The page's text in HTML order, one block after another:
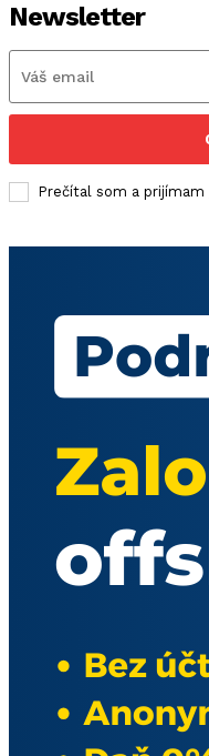
Newsletter
Prečítal som a prijímam